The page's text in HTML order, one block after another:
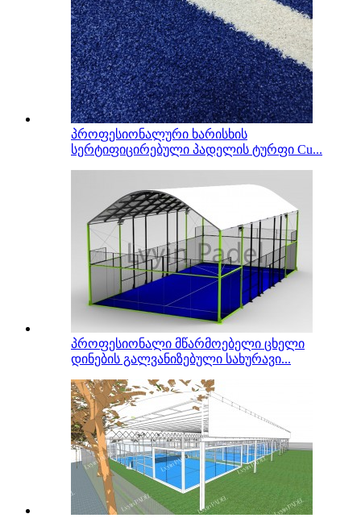
პროფესიონალური ხარისხის
სერტიფიცირებული პადელის ტურფი Cu...
პროფესიონალი მწარმოებელი ცხელი
დინების გალვანიზებული სახურავი...